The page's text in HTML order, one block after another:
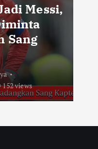
Messi,
Sang
152 views